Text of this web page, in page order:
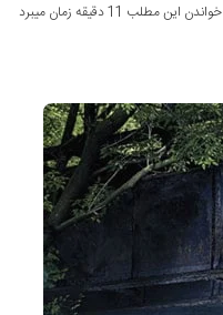
خواندن این مطلب 11 دقیقه زمان میبرد